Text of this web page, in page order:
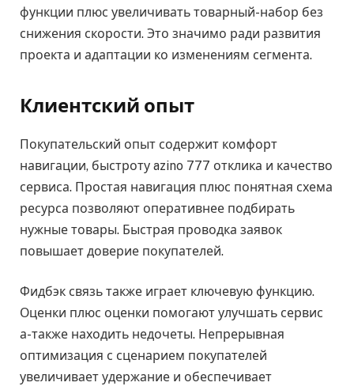
функции плюс увеличивать товарный-набор без
снижения скорости. Это значимо ради развития
проекта и адаптации ко изменениям сегмента.
Клиентский опыт
Покупательский опыт содержит комфорт
навигации, быстроту azino 777 отклика и качество
сервиса. Простая навигация плюс понятная схема
ресурса позволяют оперативнее подбирать
нужные товары. Быстрая проводка заявок
повышает доверие покупателей.
Фидбэк связь также играет ключевую функцию.
Оценки плюс оценки помогают улучшать сервис
а-также находить недочеты. Непрерывная
оптимизация с сценарием покупателей
увеличивает удержание и обеспечивает